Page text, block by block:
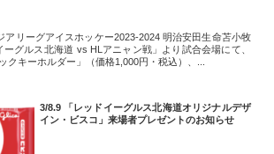
アリーグアイスホッケー2023‐2024 明治安田生命苫小牧
グルス北海道 vs HLアニャン戦」より試合会場にて、
クキーホルダー」（価格1,000円・税込）、...
3/8.9 「レッドイーグルス北海道オリジナルデザ
イン・ビスコ」来場者プレゼントのお知らせ